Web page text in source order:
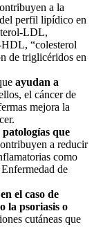
a la
perfil lipídico en
LDL,
HDL, “colesterol
de triglicéridos en
ayudan a
el cáncer de
mejora la
patologías que
a reducir
como
de
en el caso de
la psoriasis o
cutáneas que